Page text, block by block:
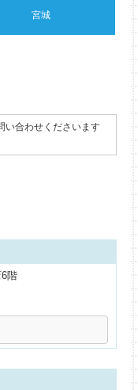
宮城
い合わせくださいます
階